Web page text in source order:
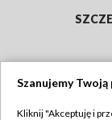
Szanujemy
Kliknij "Akceptuję i